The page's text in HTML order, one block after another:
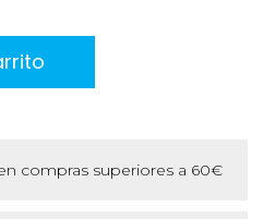
compras superiores a 60€